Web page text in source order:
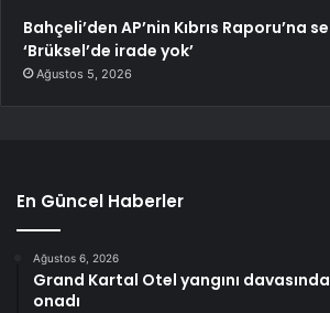
Bahçeli’den AP’nin Kıbrıs Raporu’na
‘Brüksel’de irade yok’
Ağustos 5, 2026
En Güncel Haberler
Ağustos 6, 2026
Grand Kartal Otel yangını
onadı